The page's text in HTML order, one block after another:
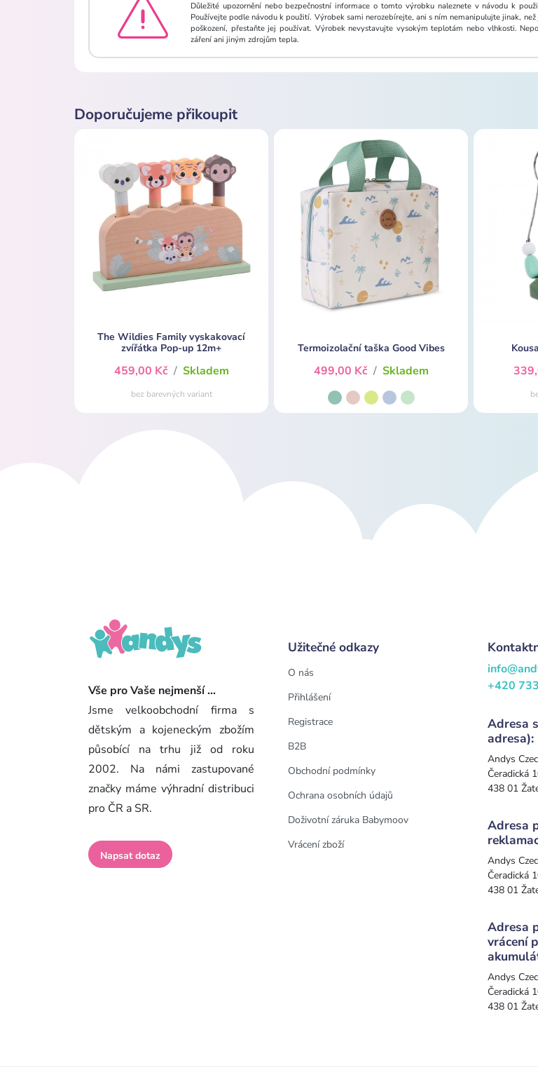
Důležité upozornění nebo bezpečnostní informace o tomto výrobku naleznete v návodu k
Používejte podle návodu k použití. Výrobek sami nerozebírejte, ani s ním nemanipulujte jinak,
poškození, přestaňte jej používat. Výrobek nevystavujte vysokým teplotám nebo vlhkosti.
záření ani jiným zdrojům tepla.
Doporučujeme přikoupit
The Wildies Family vyskakovací
zvířátka Pop-up 12m+
459,00 Kč / Skladem
bez barevných variant
Termoizolační taška Good Vibes
499,00 Kč / Skladem
Vše pro Vaše nejmenší ...
Jsme velkoobchodní firma s
dětským a kojeneckým zbožím
působící na trhu již od roku
2002. Na námi zastupované
značky máme výhradní distribuci
pro ČR a SR.
Napsat dotaz
Užitečné odkazy
O nás
Přihlášení
Registrace
B2B
Obchodní podmínky
Ochrana osobních údajů
Doživotní záruka Babymoov
Vrácení zboží
+420
Adresa
adresa):
Andys
Čeradická
438 01
Adresa
Andys
Čeradická
438 01
Adresa
vrácení
Andys
Čeradická
438 01